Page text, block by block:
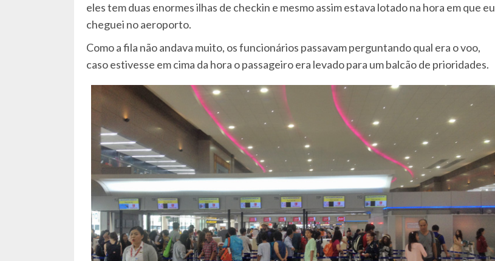
eles tem duas enormes ilhas de checkin e mesmo assim estava lotado na hora em que eu
cheguei no aeroporto.
Como a fila não andava muito, os funcionários passavam perguntando qual era o voo,
caso estivesse em cima da hora o passageiro era levado para um balcão de prioridades.